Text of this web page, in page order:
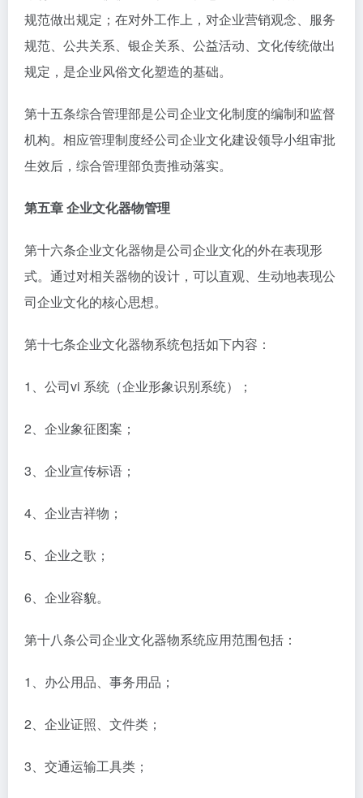
规范做出规定；在对外工作上，对企业营销观念、服务
规范、公共关系、银企关系、公益活动、文化传统做出
规定，是企业风俗文化塑造的基础。
第十五条综合管理部是公司企业文化制度的编制和监督
机构。相应管理制度经公司企业文化建设领导小组审批
生效后，综合管理部负责推动落实。
第五章 企业文化器物管理
第十六条企业文化器物是公司企业文化的外在表现形
式。通过对相关器物的设计，可以直观、生动地表现公
司企业文化的核心思想。
第十七条企业文化器物系统包括如下内容：
1、公司vi 系统（企业形象识别系统）；
2、企业象征图案；
3、企业宣传标语；
4、企业吉祥物；
5、企业之歌；
6、企业容貌。
第十八条公司企业文化器物系统应用范围包括：
1、办公用品、事务用品；
2、企业证照、文件类；
3、交通运输工具类；